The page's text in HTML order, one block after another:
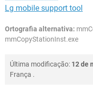
Lg mobile support tool
Ortografia alternativa:
mmCopyStationInst.exe
Última modificação: 12 de
França .